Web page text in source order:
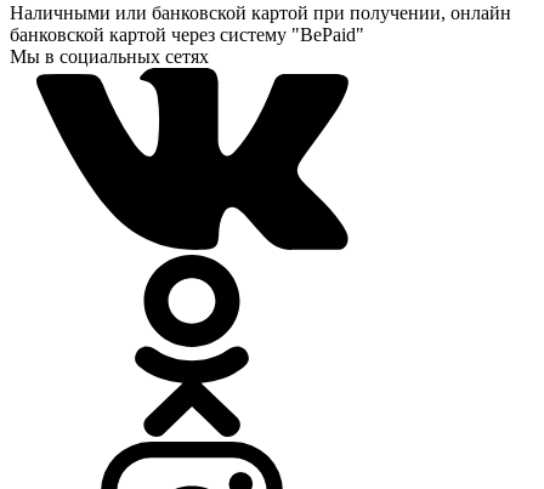
Наличными или банковской картой при получении, онлайн
банковской картой через систему "BePaid"
Мы в социальных сетях